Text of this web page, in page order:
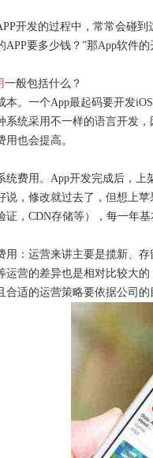
开发的过程中，常常会碰
APP要多少钱？”那App软件
一般包括什么？
本。一个App最起码要开发
系统采用不一样的语言开发
用也会提高。
统费用。 App开发完成后，上
说，修改就过去了，但想上
证，CDN存储等），每一年基
用：运营来讲主要是揽新、
运营的差异也是相对比较大
合适的运营策略要依据公司的
报价方案
务总监]沟通方案